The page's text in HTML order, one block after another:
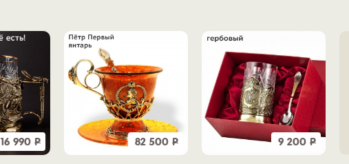
16 990 Р 82 500 Р 9 200 Р